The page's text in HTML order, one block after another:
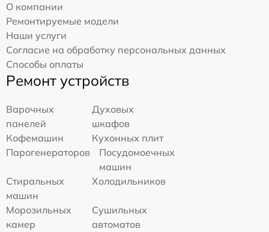
О компании
Ремонтируемые модели
Наши услуги
Согласие на обработку персональных данных
Способы оплаты
Ремонт устройств
Варочных
панелей
Духовых
шкафов
Кофемашин
Кухонных плит
Парогенераторов
Посудомоечных
машин
Стиральных
машин
Холодильников
Морозильных
камер
Сушильных
автоматов